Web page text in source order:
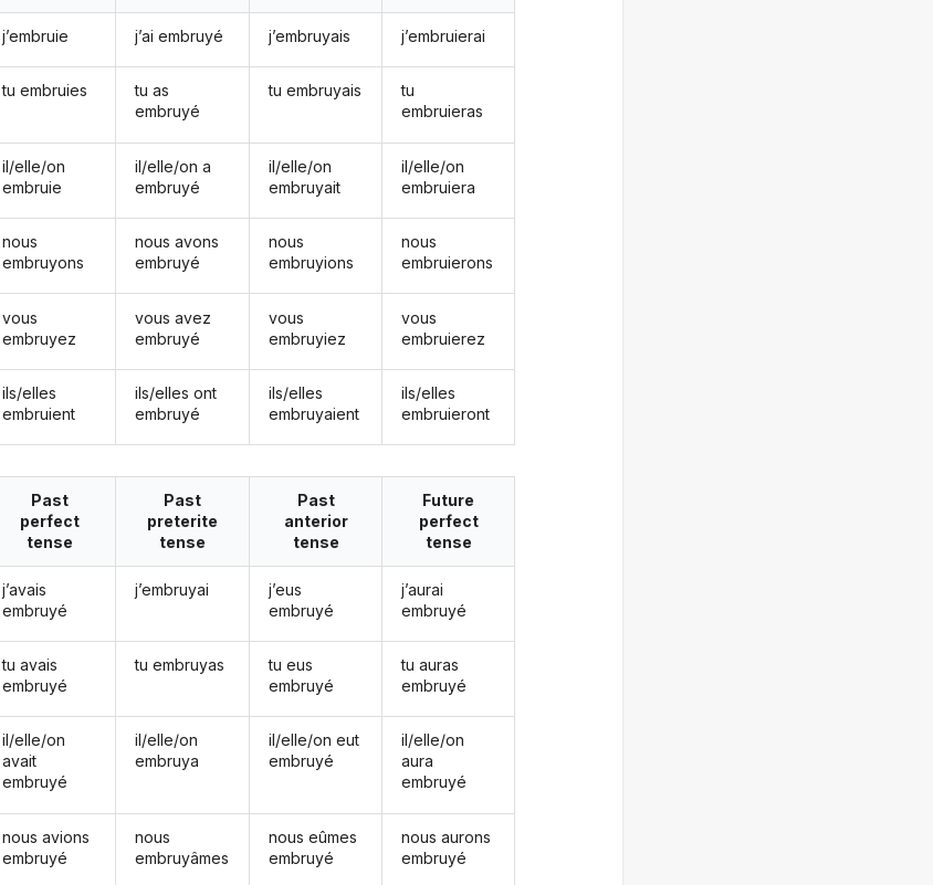
j’embruie
tu embruies
il/elle/on
embruie
nous
embruyons
vous
embruyez
ils/elles
embruient
j’ai embruyé
tu as
embruyé
il/elle/on a
embruyé
nous avons
embruyé
vous avez
embruyé
ils/elles ont
embruyé
j’embruyais
tu embruyais
il/elle/on
embruyait
nous
embruyions
vous
embruyiez
ils/elles
embruyaient
j’embruierai
tu
embruieras
il/elle/on
embruiera
nous
embruierons
vous
embruierez
ils/elles
embruieront
Past
perfect
tense
j’avais
embruyé
tu avais
embruyé
il/elle/on
avait
embruyé
nous avions
embruyé
Past
preterite
tense
j’embruyai
tu embruyas
il/elle/on
embruya
nous
embruyâmes
Past
anterior
tense
j’eus
embruyé
tu eus
embruyé
il/elle/on eut
embruyé
nous eûmes
embruyé
Future
perfect
tense
j’aurai
embruyé
tu auras
embruyé
il/elle/on
aura
embruyé
nous aurons
embruyé